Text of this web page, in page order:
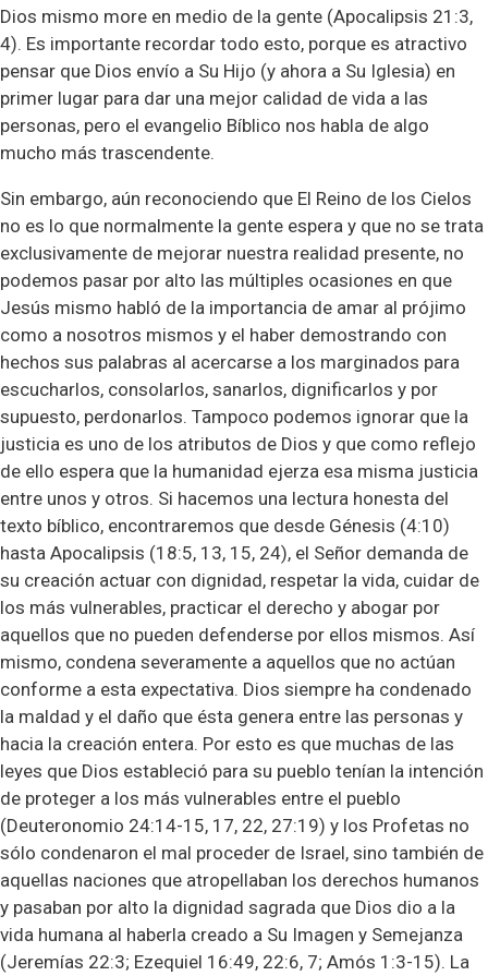
Dios mismo more en medio de la gente (Apocalipsis 21:3,
4). Es importante recordar todo esto, porque es atractivo
pensar que Dios envío a Su Hijo (y ahora a Su Iglesia) en
primer lugar para dar una mejor calidad de vida a las
personas, pero el evangelio Bíblico nos habla de algo
mucho más trascendente.
Sin embargo, aún reconociendo que El Reino de los Cielos
no es lo que normalmente la gente espera y que no se trata
exclusivamente de mejorar nuestra realidad presente, no
podemos pasar por alto las múltiples ocasiones en que
Jesús mismo habló de la importancia de amar al prójimo
como a nosotros mismos y el haber demostrando con
hechos sus palabras al acercarse a los marginados para
escucharlos, consolarlos, sanarlos, dignificarlos y por
supuesto, perdonarlos. Tampoco podemos ignorar que la
justicia es uno de los atributos de Dios y que como reflejo
de ello espera que la humanidad ejerza esa misma justicia
entre unos y otros. Si hacemos una lectura honesta del
texto bíblico, encontraremos que desde Génesis (4:10)
hasta Apocalipsis (18:5, 13, 15, 24), el Señor demanda de
su creación actuar con dignidad, respetar la vida, cuidar de
los más vulnerables, practicar el derecho y abogar por
aquellos que no pueden defenderse por ellos mismos. Así
mismo, condena severamente a aquellos que no actúan
conforme a esta expectativa. Dios siempre ha condenado
la maldad y el daño que ésta genera entre las personas y
hacia la creación entera. Por esto es que muchas de las
leyes que Dios estableció para su pueblo tenían la intención
de proteger a los más vulnerables entre el pueblo
(Deuteronomio 24:14-15, 17, 22, 27:19) y los Profetas no
sólo condenaron el mal proceder de Israel, sino también de
aquellas naciones que atropellaban los derechos humanos
y pasaban por alto la dignidad sagrada que Dios dio a la
vida humana al haberla creado a Su Imagen y Semejanza
(Jeremías 22:3; Ezequiel 16:49, 22:6, 7; Amós 1:3-15). La